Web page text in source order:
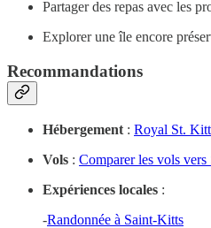
Partager des repas avec les
Explorer une île encore
Recommandations
Hébergement : Royal St.
Vols : Comparer les vols
Expériences locales :
-Randonnée à Saint-Kitts